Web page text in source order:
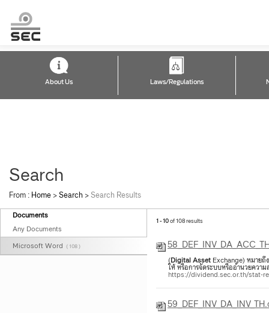
About Us Laws/Regulations
Search
From : Home >Search >Search Results
Documents
Any Documents
Microsoft Word ( 108 )
1 - 10of 108 results
(DigitalAsset Exchange) หมาย
ให้ หรือการจัดระบบหรืออำนวยควา
https://dividend.sec.or.th/stat-